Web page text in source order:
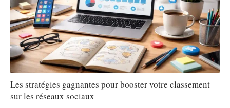
Les stratégies gagnantes pour booster votre classement
sur les réseaux sociaux